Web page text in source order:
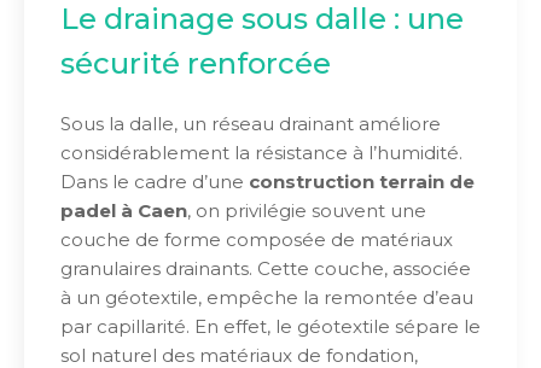
Le drainage sous dalle : une
sécurité renforcée
Sous la dalle, un réseau drainant améliore
considérablement la résistance à l’humidité.
Dans le cadre d’une construction terrain de
padel à Caen, on privilégie souvent une
couche de forme composée de matériaux
granulaires drainants. Cette couche, associée
à un géotextile, empêche la remontée d’eau
par capillarité. En effet, le géotextile sépare le
sol naturel des matériaux de fondation,